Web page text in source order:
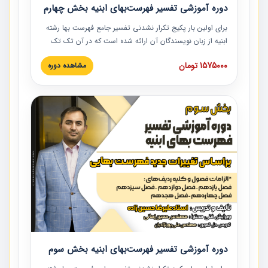
دوره آموزشی تفسیر فهرست‌بهای ابنیه بخش چهارم
برای اولین بار پکیج تکرار نشدنی تفسیر جامع فهرست بها رشته
ابنیه از زبان نویسندگان آن ارائه شده است که در آن تک تک
ردیف ها و مطالب فهرست بها تفسیر و ارائه شده است. این
دوره به صورت کامل تصویری بوده و به همراه تصاویر عملیات
دوره با کلام مهندس علیرضاحسین‌زاده مدیر پروژه مهندسی
مشاور در امر بازنگری فهرست بها رشته ابنیه ارائه شده و به تمام
همکارانی که در حوزه صنعت ساخت در حال فعالیت هستند حتما
توصیه می کنیم از مطالب این دوره استفاده نمایند.
1575000 تومان مشاهده دوره
دوره آموزشی تفسیر فهرست‌بهای ابنیه بخش سوم